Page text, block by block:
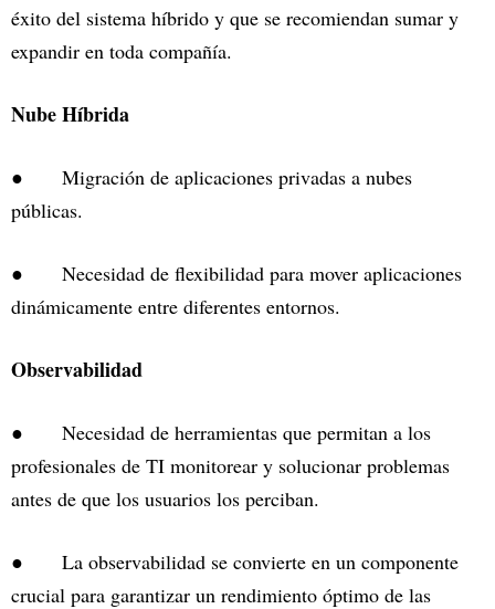
éxito del sistema híbrido y que se recomiendan sumar y
expandir en toda compañía.
Nube Híbrida
● Migración de aplicaciones privadas a nubes
públicas.
● Necesidad de flexibilidad para mover aplicaciones
dinámicamente entre diferentes entornos.
Observabilidad
● Necesidad de herramientas que permitan a los
profesionales de TI monitorear y solucionar problemas
antes de que los usuarios los perciban.
● La observabilidad se convierte en un componente
crucial para garantizar un rendimiento óptimo de las